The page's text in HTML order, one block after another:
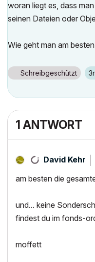
woran liegt es, dass
seinen Dateien oder
Wie geht man am
Schreibgeschützt
1 ANTWORT
David Kehr
am besten die
und... keine
findest du im fonds-
moffett